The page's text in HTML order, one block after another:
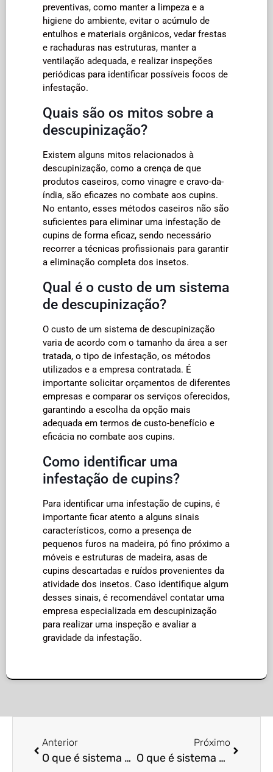
preventivas, como manter a limpeza e a
higiene do ambiente, evitar o acúmulo de
entulhos e materiais orgânicos, vedar frestas
e rachaduras nas estruturas, manter a
ventilação adequada, e realizar inspeções
periódicas para identificar possíveis focos de
infestação.
Quais são os mitos sobre a
descupinização?
Existem alguns mitos relacionados à
descupinização, como a crença de que
produtos caseiros, como vinagre e cravo-da-
índia, são eficazes no combate aos cupins.
No entanto, esses métodos caseiros não são
suficientes para eliminar uma infestação de
cupins de forma eficaz, sendo necessário
recorrer a técnicas profissionais para garantir
a eliminação completa dos insetos.
Qual é o custo de um sistema
de descupinização?
O custo de um sistema de descupinização
varia de acordo com o tamanho da área a ser
tratada, o tipo de infestação, os métodos
utilizados e a empresa contratada. É
importante solicitar orçamentos de diferentes
empresas e comparar os serviços oferecidos,
garantindo a escolha da opção mais
adequada em termos de custo-benefício e
eficácia no combate aos cupins.
Como identificar uma
infestação de cupins?
Para identificar uma infestação de cupins, é
importante ficar atento a alguns sinais
característicos, como a presença de
pequenos furos na madeira, pó fino próximo a
móveis e estruturas de madeira, asas de
cupins descartadas e ruídos provenientes da
atividade dos insetos. Caso identifique algum
desses sinais, é recomendável contatar uma
empresa especializada em descupinização
para realizar uma inspeção e avaliar a
gravidade da infestação.
Anterior
O que é sistema de desratização?
Próximo
O que é sistema de dedetização?